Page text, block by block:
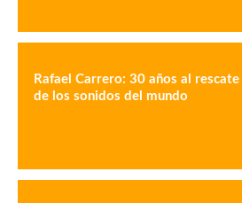
Rafael Carrero: 30 años al rescate
de los sonidos del mundo